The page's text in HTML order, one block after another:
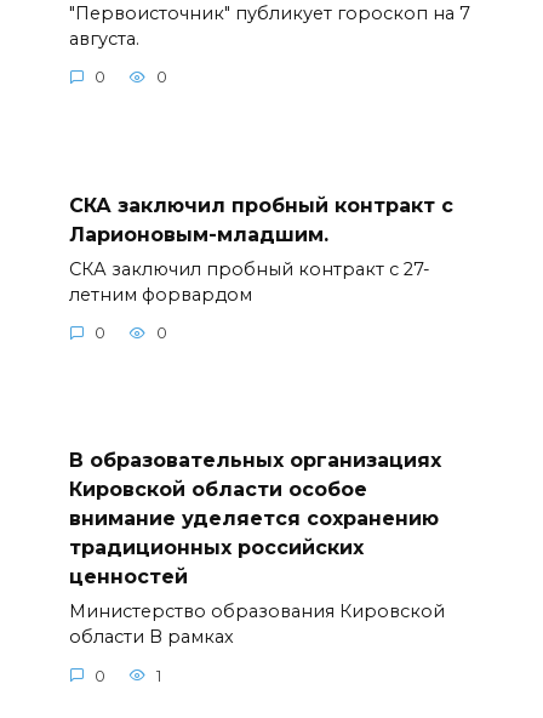
"Первоисточник" публикует гороскоп на 7
августа.
0 0
СКА заключил пробный контракт с
Ларионовым-младшим.
СКА заключил пробный контракт с 27-
летним форвардом
0 0
В образовательных организациях
Кировской области особое
внимание уделяется сохранению
традиционных российских
ценностей
Министерство образования Кировской
области В рамках
0 1